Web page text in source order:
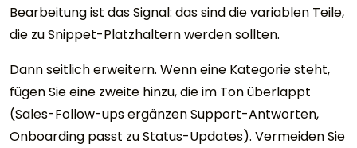
Bearbeitung ist das Signal: das sind die variablen Teile,
die zu Snippet-Platzhaltern werden sollten.
Dann seitlich erweitern. Wenn eine Kategorie steht,
fügen Sie eine zweite hinzu, die im Ton überlappt
(Sales-Follow-ups ergänzen Support-Antworten,
Onboarding passt zu Status-Updates). Vermeiden Sie